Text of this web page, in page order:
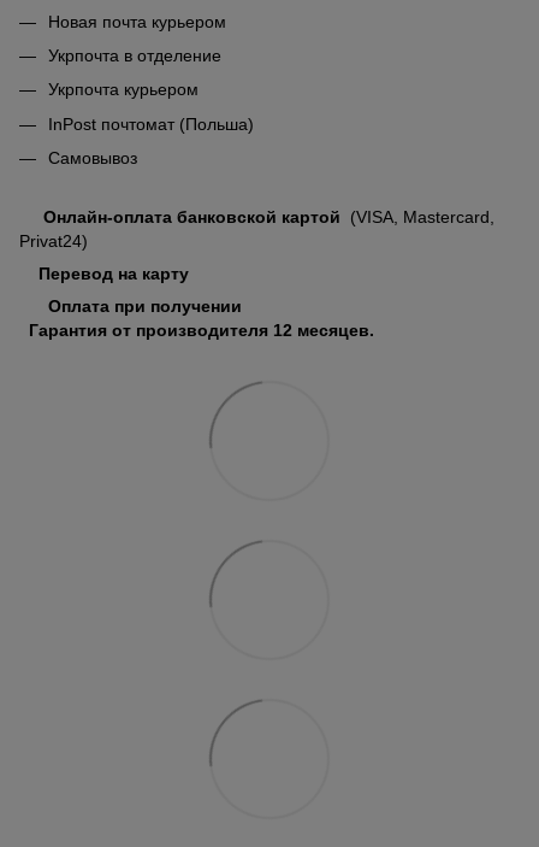
Новая почта курьером
Укрпочта в отделение
Укрпочта курьером
InPost почтомат (Польша)
Самовывоз
Онлайн-оплата банковской картой
(VISA, Mastercard,
Privat24)
Перевод на карту
Оплата при получении
Гарантия от производителя 12 месяцев.